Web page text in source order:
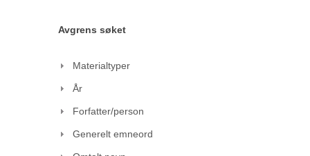
Avgrens søket
Materialtyper
År
Forfatter/person
Generelt emneord